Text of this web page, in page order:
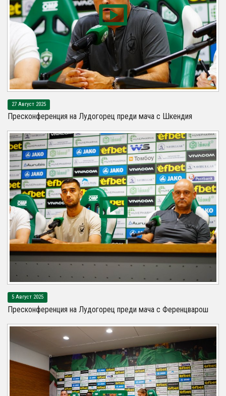
27 Август 2025
Пресконференция на Лудогорец преди мача с Шкендия
5 Август 2025
Пресконференция на Лудогорец преди мача с Ференцварош